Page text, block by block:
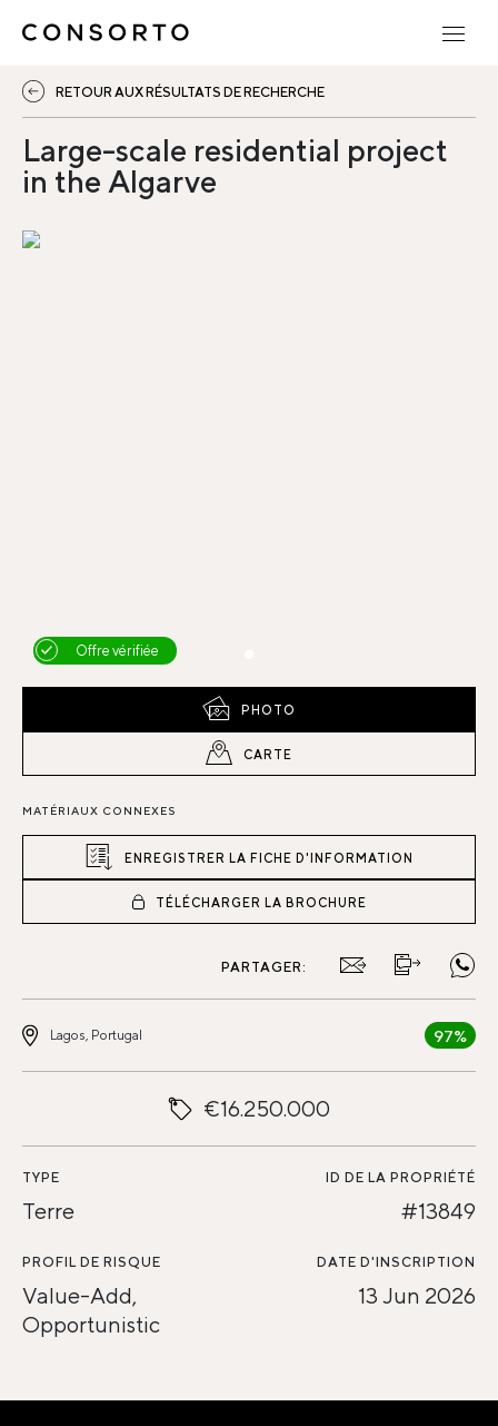
RETOUR AUX RÉSULTATS DE RECHERCHE
Large-scale residential project
in the Algarve
Offre vérifiée
PHOTO
CARTE
MATÉRIAUX CONNEXES
ENREGISTRER LA FICHE D'INFORMATION
TÉLÉCHARGER LA BROCHURE
PARTAGER:
Lagos, Portugal 97%
€16.250.000
TYPE
Terre
ID DE LA PROPRIÉTÉ
#13849
PROFIL DE RISQUE
Value-Add,
Opportunistic
DATE D'INSCRIPTION
13 Jun 2026